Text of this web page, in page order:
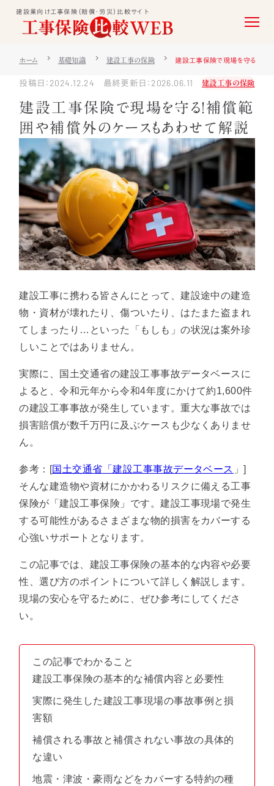
建設業向け工事保険（賠償・労災）比較サイト
ホーム 基礎知識 建設工事の保険 建設工事保険で現場を守る！補
投稿日：2024.12.24 最終更新日：2026.06.11 建設工事の保険
建設工事保険で現場を守る！補償範
囲や補償外のケースもあわせて解説
建設工事に携わる皆さんにとって、建設途中の建造
物・資材が壊れたり、傷ついたり、はたまた盗まれ
てしまったり…といった「もしも」の状況は案外珍
しいことではありません。
実際に、国土交通省の建設工事事故データベースに
よると、令和元年から令和4年度にかけて約1,600件
の建設工事事故が発生しています。重大な事故では
損害賠償が数千万円に及ぶケースも少なくありませ
ん。
参考：[ 国土交通省「建設工事事故データベース 」]
そんな建造物や資材にかかわるリスクに備える工事
保険が「建設工事保険」です。建設工事現場で発生
する可能性があるさまざまな物的損害をカバーする
心強いサポートとなります。
この記事では、建設工事保険の基本的な内容や必要
性、選び方のポイントについて詳しく解説します。
現場の安心を守るために、ぜひ参考にしてくださ
い。
この記事でわかること
建設工事保険の基本的な補償内容と必要性
実際に発生した建設工事現場の事故事例と損
害額
補償される事故と補償されない事故の具体的
な違い
地震・津波・豪雨などをカバーする特約の種